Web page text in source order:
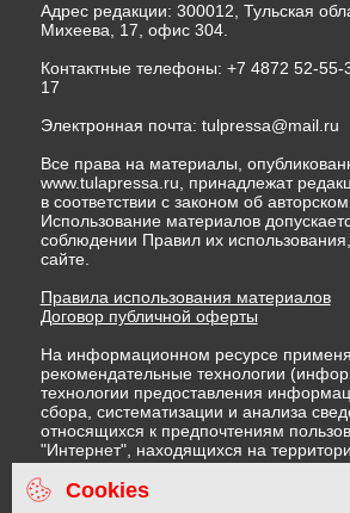
Адрес редакции: 300012, Тульская
Михеева, 17, офис 304.
Контактные телефоны: +7 4872 52-
17
Электронная почта: tulpressa@mail.ru
Все права на материалы,
www.tulapressa.ru, принадлежат
в соответствии с законом об
Использование материалов
соблюдении Правил их
сайте.
Правила использования материалов
Договор публичной оферты
На информационном ресурсе
рекомендательные технологии
технологии предоставления
сбора, систематизации и анализа
относящихся к предпочтениям
"Интернет", находящихся на
Федерации)
Правила применения
Политика в отношении обработки
Cookies